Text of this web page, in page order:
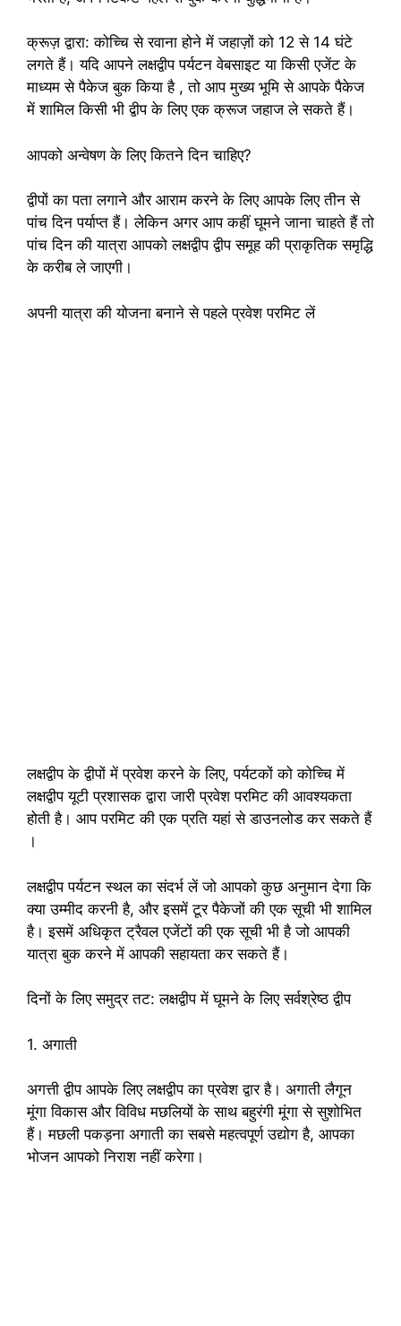
क्रूज़ द्वारा: कोच्चि से रवाना होने में जहाज़ों को 12 से 14 घंटे
लगते हैं। यदि आपने लक्षद्वीप पर्यटन वेबसाइट या किसी एजेंट के
माध्यम से पैकेज बुक किया है , तो आप मुख्य भूमि से आपके पैकेज
में शामिल किसी भी द्वीप के लिए एक क्रूज जहाज ले सकते हैं।
आपको अन्वेषण के लिए कितने दिन चाहिए?
द्वीपों का पता लगाने और आराम करने के लिए आपके लिए तीन से
पांच दिन पर्याप्त हैं। लेकिन अगर आप कहीं घूमने जाना चाहते हैं तो
पांच दिन की यात्रा आपको लक्षद्वीप द्वीप समूह की प्राकृतिक समृद्धि
के करीब ले जाएगी।
अपनी यात्रा की योजना बनाने से पहले प्रवेश परमिट लें
लक्षद्वीप के द्वीपों में प्रवेश करने के लिए, पर्यटकों को कोच्चि में
लक्षद्वीप यूटी प्रशासक द्वारा जारी प्रवेश परमिट की आवश्यकता
होती है। आप परमिट की एक प्रति यहां से डाउनलोड कर सकते हैं
।
लक्षद्वीप पर्यटन स्थल का संदर्भ लें जो आपको कुछ अनुमान देगा कि
क्या उम्मीद करनी है, और इसमें टूर पैकेजों की एक सूची भी शामिल
है। इसमें अधिकृत ट्रैवल एजेंटों की एक सूची भी है जो आपकी
यात्रा बुक करने में आपकी सहायता कर सकते हैं।
दिनों के लिए समुद्र तट: लक्षद्वीप में घूमने के लिए सर्वश्रेष्ठ द्वीप
1. अगाती
अगत्ती द्वीप आपके लिए लक्षद्वीप का प्रवेश द्वार है। अगाती लैगून
मूंगा विकास और विविध मछलियों के साथ बहुरंगी मूंगा से सुशोभित
हैं। मछली पकड़ना अगाती का सबसे महत्वपूर्ण उद्योग है, आपका
भोजन आपको निराश नहीं करेगा।